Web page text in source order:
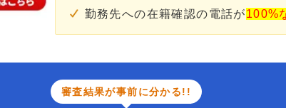
勤務先への在籍確認の電話が100%
審査結果が事前に分かる!!